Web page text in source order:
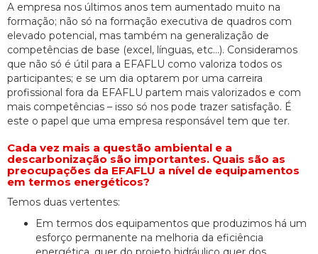
A empresa nos últimos anos tem aumentado muito na
formação; não só na formação executiva de quadros com
elevado potencial, mas também na generalização de
competências de base (excel, línguas, etc…). Consideramos
que não só é útil para a EFAFLU como valoriza todos os
participantes; e se um dia optarem por uma carreira
profissional fora da EFAFLU partem mais valorizados e com
mais competências – isso só nos pode trazer satisfação. É
este o papel que uma empresa responsável tem que ter.
Cada vez mais a questão ambiental e a
descarbonização são importantes. Quais são as
preocupações da EFAFLU a nível de equipamentos
em termos energéticos?
Temos duas vertentes:
Em termos dos equipamentos que produzimos há um
esforço permanente na melhoria da eficiência